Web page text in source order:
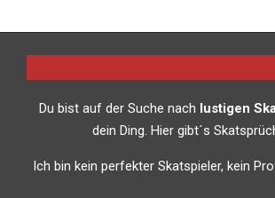
08-
Du bist auf der Suche nach lustigen
dein Ding. Hier gibt´s
Ich bin kein perfekter Skatspieler, kein